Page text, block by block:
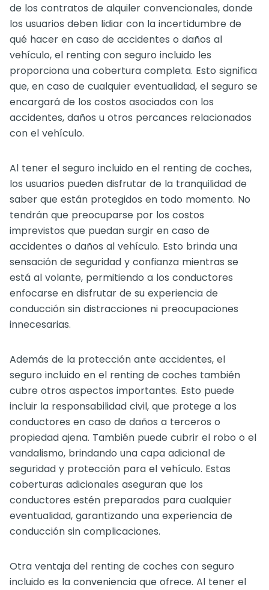
de los contratos de alquiler convencionales, donde
los usuarios deben lidiar con la incertidumbre de
qué hacer en caso de accidentes o daños al
vehículo, el renting con seguro incluido les
proporciona una cobertura completa. Esto significa
que, en caso de cualquier eventualidad, el seguro se
encargará de los costos asociados con los
accidentes, daños u otros percances relacionados
con el vehículo.
Al tener el seguro incluido en el renting de coches,
los usuarios pueden disfrutar de la tranquilidad de
saber que están protegidos en todo momento. No
tendrán que preocuparse por los costos
imprevistos que puedan surgir en caso de
accidentes o daños al vehículo. Esto brinda una
sensación de seguridad y confianza mientras se
está al volante, permitiendo a los conductores
enfocarse en disfrutar de su experiencia de
conducción sin distracciones ni preocupaciones
innecesarias.
Además de la protección ante accidentes, el
seguro incluido en el renting de coches también
cubre otros aspectos importantes. Esto puede
incluir la responsabilidad civil, que protege a los
conductores en caso de daños a terceros o
propiedad ajena. También puede cubrir el robo o el
vandalismo, brindando una capa adicional de
seguridad y protección para el vehículo. Estas
coberturas adicionales aseguran que los
conductores estén preparados para cualquier
eventualidad, garantizando una experiencia de
conducción sin complicaciones.
Otra ventaja del renting de coches con seguro
incluido es la conveniencia que ofrece. Al tener el